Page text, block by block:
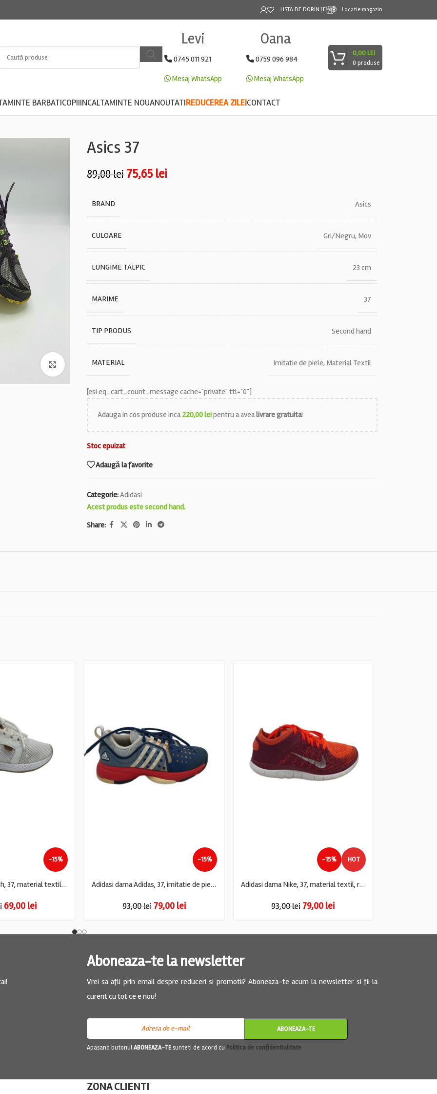
LISTA DE DORINȚE Locatie magazin
Levi
0745 011 921
Mesaj WhatsApp
Oana
0759 096 984
Mesaj WhatsApp
0 produse
0,00LEI
BARBATICOPIIINCALTAMINTE NOUANOUTATIREDUCEREA ZILEICONTACT
Faceți click pentru a mări
Asics 37
89,00lei 75,65 lei
BRAND Asics
CULOARE Gri/Negru, Mov
LUNGIME TALPIC 23 cm
MARIME 37
TIP PRODUS Second hand
MATERIAL Imitatie de piele, Material Textil
[esi eq_cart_count_message cache="private" ttl="0"]
Adauga in cos produse inca220,00leipentru a avealivrare gratuita!
Stoc epuizat
Adaugă la favorite
Categorie:Adidasi
Acest produs este second hand.
Share:
-15%
Adidasi dama Bench, 37, material textil, alb
69,00 lei
-15%
Adidasi dama Adidas, 37, imitatie de piele, material textil, albastru gri
93,00lei 79,00 lei
-15% HOT
Adidasi dama Nike, 37, material textil, rosu
93,00lei 79,00 lei
Aboneaza-te la newsletter
Vrei sa afli prin email despre reduceri si promotii? Aboneaza-te acum la newsletter si fii la
curent cu tot ce e nou!
Apasand butonulABONEAZA-TEsunteti de acord cu Politica de confidentialitate
ZONA CLIENTI